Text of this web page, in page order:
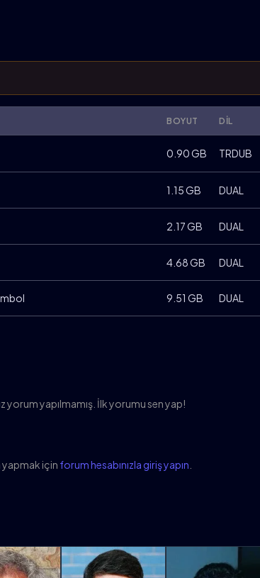
BOYUT DIL
0.90 GB TRDUB
1.15 GB DUAL
2.17 GB DUAL
4.68 GB DUAL
9.51 GB DUAL
yorum yapılmamış. İlk yorumu sen yap!
yapmak için forum hesabınızla giriş yapın